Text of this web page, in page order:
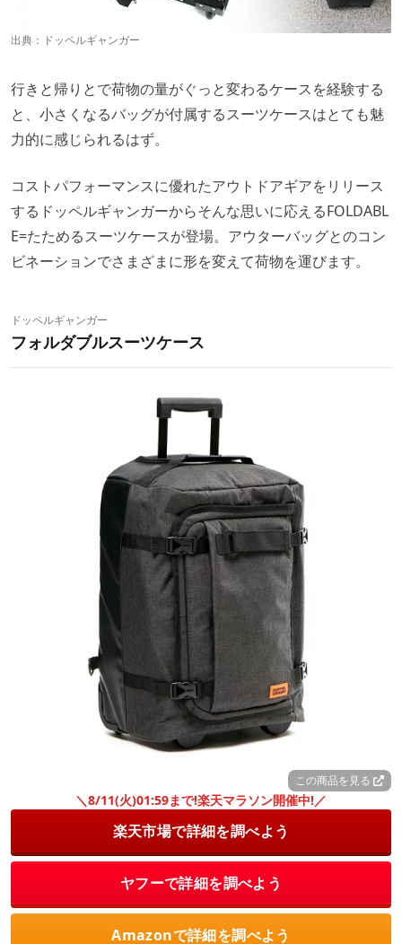
出典： ドッペルギャンガー
行きと帰りとで荷物の量がぐっと変わるケースを経験する
と、小さくなるバッグが付属するスーツケースはとても魅
力的に感じられるはず。
コストパフォーマンスに優れたアウトドアギアをリリース
するドッペルギャンガーからそんな思いに応えるFOLDABL
E=たためるスーツケースが登場。アウターバッグとのコン
ビネーションでさまざまに形を変えて荷物を運びます。
ドッペルギャンガー
フォルダブルスーツケース
この商品を見る
＼8/11(火)01:59まで!楽天マラソン開催中!／
楽天市場で詳細を調べよう
ヤフーで詳細を調べよう
Amazonで詳細を調べよう